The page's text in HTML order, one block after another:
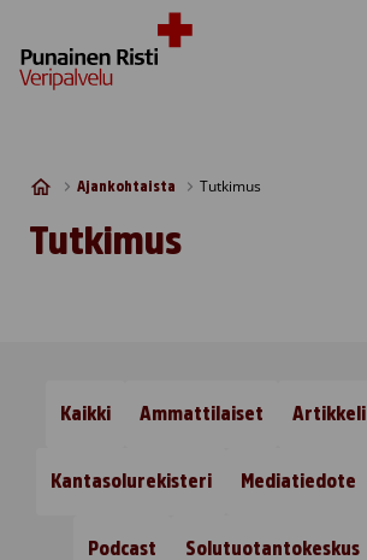
Ajankohtaista Tutkimus
Tutkimus
Kaikki Ammattilaiset Artikkeli
Kantasolurekisteri Mediatiedote
Podcast Solutuotantokeskus